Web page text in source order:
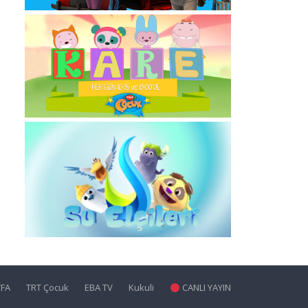
TRT Çocuk EBA TV Kukuli CANLI YAYIN